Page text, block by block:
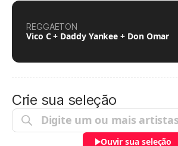
REGGAETON
Vico C + Daddy Yankee + Don Omar
Crie sua seleção
Ouvir sua seleção